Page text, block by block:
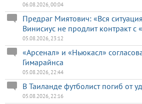
06.08.2026, 00:04
Предраг Миятович: «Вся
Винисиус не продлит контракт с
05.08.2026, 23:12
«Арсенал» и «Ньюкасл»
Гимарайнса
05.08.2026, 22:44
В Таиланде футболист погиб от
05.08.2026, 22:16